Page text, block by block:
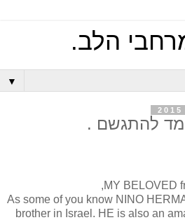
הלב.
▼
להתגשם .
MY BELOVED
,
As some of you know NINO
brother in Israel. HE is also an